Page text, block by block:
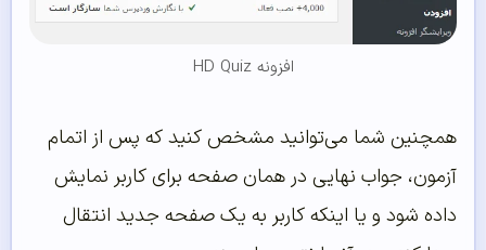
افزونه HD Quiz
همچنین شما می‌‌توانید مشخص کنید که پس از اتمام
آزمون، جواب نهایی در همان صفحه برای کاربر نمایش
داده شود و یا اینکه کاربر به یک صفحه جدید انتقال